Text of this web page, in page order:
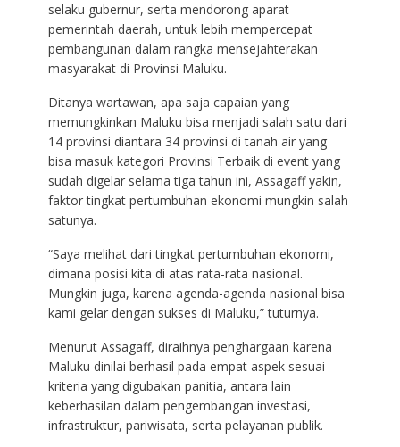
selaku gubernur, serta mendorong aparat
pemerintah daerah, untuk lebih mempercepat
pembangunan dalam rangka mensejahterakan
masyarakat di Provinsi Maluku.
Ditanya wartawan, apa saja capaian yang
memungkinkan Maluku bisa menjadi salah satu dari
14 provinsi diantara 34 provinsi di tanah air yang
bisa masuk kategori Provinsi Terbaik di event yang
sudah digelar selama tiga tahun ini, Assagaff yakin,
faktor tingkat pertumbuhan ekonomi mungkin salah
satunya.
“Saya melihat dari tingkat pertumbuhan ekonomi,
dimana posisi kita di atas rata-rata nasional.
Mungkin juga, karena agenda-agenda nasional bisa
kami gelar dengan sukses di Maluku,” tuturnya.
Menurut Assagaff, diraihnya penghargaan karena
Maluku dinilai berhasil pada empat aspek sesuai
kriteria yang digubakan panitia, antara lain
keberhasilan dalam pengembangan investasi,
infrastruktur, pariwisata, serta pelayanan publik.